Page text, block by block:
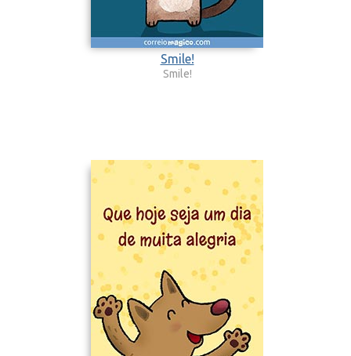
Smile!
Smile!